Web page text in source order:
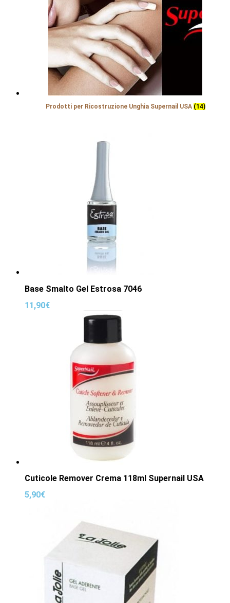
Prodotti per Ricostruzione Unghia Supernail USA (14)
Base Smalto Gel Estrosa 7046
11,90€
Cuticole Remover Crema 118ml Supernail USA
5,90€